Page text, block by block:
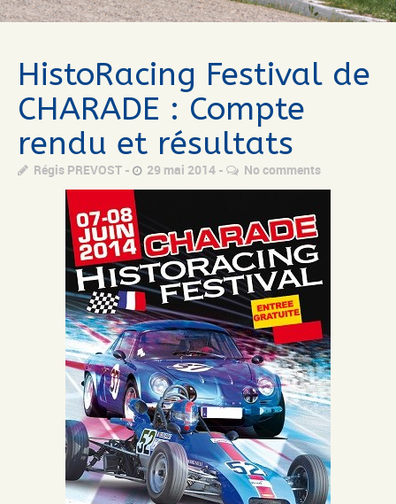
HistoRacing Festival de
CHARADE : Compte
rendu et résultats
Régis PREVOST 29 mai 2014 No comments